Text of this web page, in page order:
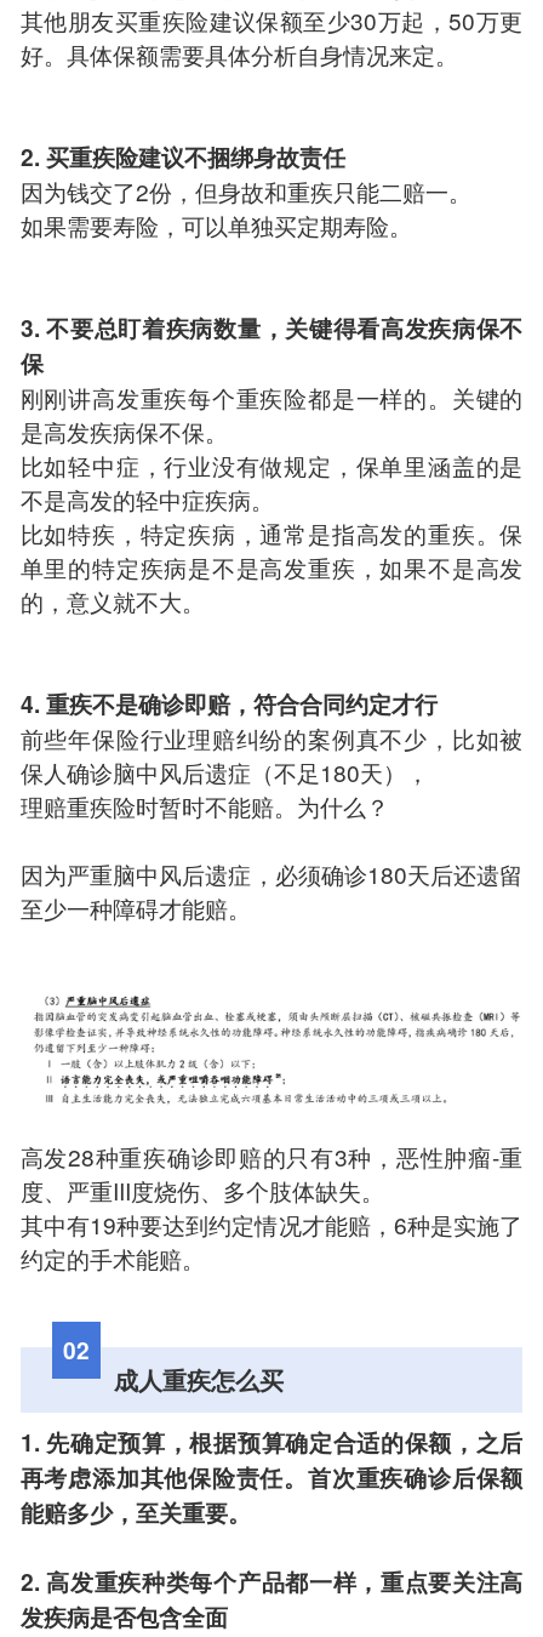
其他朋友买重疾险建议保额至少30万起，50万更
好。具体保额需要具体分析自身情况来定。
2. 买重疾险建议不捆绑身故责任
因为钱交了2份，但身故和重疾只能二赔一。
如果需要寿险，可以单独买定期寿险。
3. 不要总盯着疾病数量，关键得看高发疾病保不
保
刚刚讲高发重疾每个重疾险都是一样的。关键的
是高发疾病保不保。
比如轻中症，行业没有做规定，保单里涵盖的是
不是高发的轻中症疾病。
比如特疾，特定疾病，通常是指高发的重疾。保
单里的特定疾病是不是高发重疾，如果不是高发
的，意义就不大。
4. 重疾不是确诊即赔，符合合同约定才行
前些年保险行业理赔纠纷的案例真不少，比如被
保人确诊脑中风后遗症（不足180天），
理赔重疾险时暂时不能赔。为什么？
因为严重脑中风后遗症，必须确诊180天后还遗留
至少一种障碍才能赔。
高发28种重疾确诊即赔的只有3种，恶性肿瘤-重
度、严重III度烧伤、多个肢体缺失。
其中有19种要达到约定情况才能赔，6种是实施了
约定的手术能赔。
02
成人重疾怎么买
1. 先确定预算，根据预算确定合适的保额，之后
再考虑添加其他保险责任。首次重疾确诊后保额
能赔多少，至关重要。
2. 高发重疾种类每个产品都一样，重点要关注高
发疾病是否包含全面